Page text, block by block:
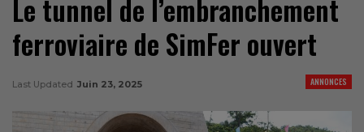
Le tunnel de l’embranchement
ferroviaire de SimFer ouvert
ANNONCES
Last Updated Juin 23, 2025